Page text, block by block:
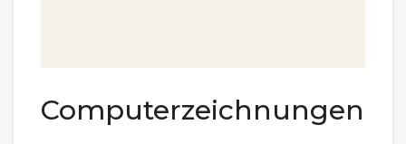
Computerzeichnungen